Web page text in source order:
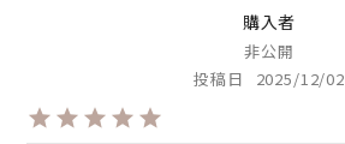
購入者
非公開
投稿日
2025/12/02